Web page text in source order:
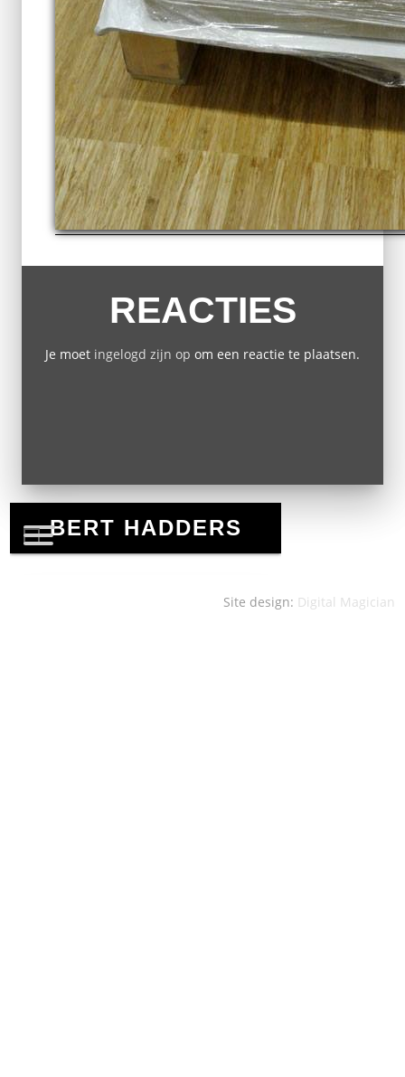
REACTIES
Je moet ingelogd zijn op om een reactie te plaatsen.
Site design: Digital Magician